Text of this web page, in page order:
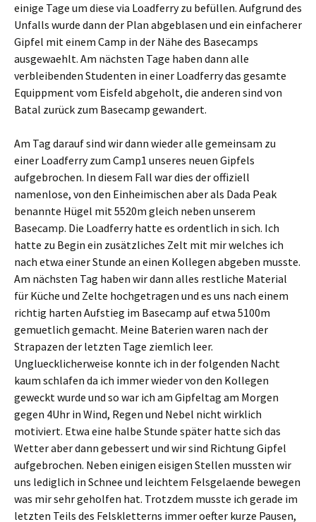
einige Tage um diese via Loadferry zu befüllen. Aufgrund des
Unfalls wurde dann der Plan abgeblasen und ein einfacherer
Gipfel mit einem Camp in der Nähe des Basecamps
ausgewaehlt. Am nächsten Tage haben dann alle
verbleibenden Studenten in einer Loadferry das gesamte
Equippment vom Eisfeld abgeholt, die anderen sind von
Batal zurück zum Basecamp gewandert.
Am Tag darauf sind wir dann wieder alle gemeinsam zu
einer Loadferry zum Camp1 unseres neuen Gipfels
aufgebrochen. In diesem Fall war dies der offiziell
namenlose, von den Einheimischen aber als Dada Peak
benannte Hügel mit 5520m gleich neben unserem
Basecamp. Die Loadferry hatte es ordentlich in sich. Ich
hatte zu Begin ein zusätzliches Zelt mit mir welches ich
nach etwa einer Stunde an einen Kollegen abgeben musste.
Am nächsten Tag haben wir dann alles restliche Material
für Küche und Zelte hochgetragen und es uns nach einem
richtig harten Aufstieg im Basecamp auf etwa 5100m
gemuetlich gemacht. Meine Baterien waren nach der
Strapazen der letzten Tage ziemlich leer.
Ungluecklicherweise konnte ich in der folgenden Nacht
kaum schlafen da ich immer wieder von den Kollegen
geweckt wurde und so war ich am Gipfeltag am Morgen
gegen 4Uhr in Wind, Regen und Nebel nicht wirklich
motiviert. Etwa eine halbe Stunde später hatte sich das
Wetter aber dann gebessert und wir sind Richtung Gipfel
aufgebrochen. Neben einigen eisigen Stellen mussten wir
uns lediglich in Schnee und leichtem Felsgelaende bewegen
was mir sehr geholfen hat. Trotzdem musste ich gerade im
letzten Teils des Felskletterns immer oefter kurze Pausen,